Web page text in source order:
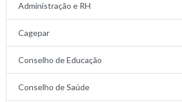
Administração e RH
Cagepar
Conselho de Educação
Conselho de Saúde